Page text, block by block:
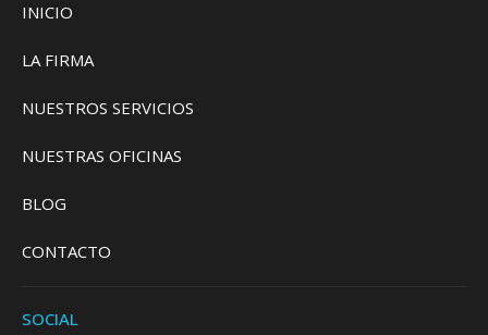
INICIO
LA FIRMA
NUESTROS SERVICIOS
NUESTRAS OFICINAS
BLOG
CONTACTO
SOCIAL